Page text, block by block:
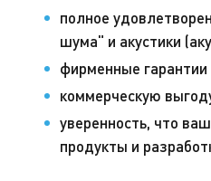
полное
шума" и акустики
фирменные
коммерческую
уверенность, что
продукты и